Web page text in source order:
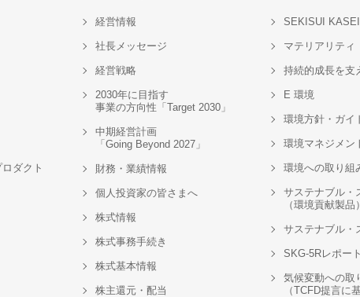
ダクト
経営情報
社長メッセージ
経営戦略
2030年に目指す
事業の方向性「Target 2030」
中期経営計画
「Going Beyond 2027」
財務・業績情報
個人投資家の皆さまへ
株式情報
株式事務手続き
株式基本情報
株主還元・配当
SEKISUI
マテリアリティ
持続的成長を支
E 環境
環境方針・ガイ
環境マネジメン
環境への取り
サステナブル・
（環境貢献製品）
サステナブル・
SKG-5Rレポー
気候変動への取
（TCFD提言に